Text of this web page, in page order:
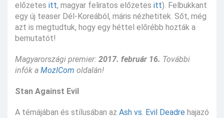
előzetes itt, magyar feliratos előzetes itt). Felbukkant
egy új teaser Dél-Koreából, máris nézhetitek. Sőt, még
azt is megtudtuk, hogy egy héttel előrébb hozták a
bemutatót!
Magyarországi premier: 2017. február 16. További
infók a MozICom oldalán!
Stan Against Evil
A témájában és stílusában az Ash vs. Evil Deadre hajazó